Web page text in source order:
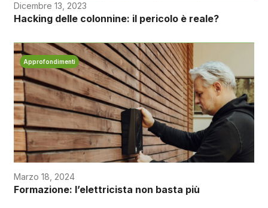
Dicembre 13, 2023
Hacking delle colonnine: il pericolo è reale?
Approfondimenti
Marzo 18, 2024
Formazione: l’elettricista non basta più